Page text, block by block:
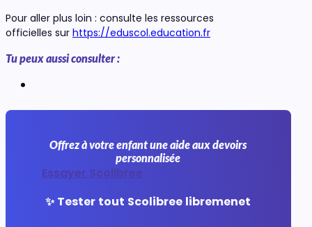
Pour aller plus loin : consulte les ressources
officielles sur https://eduscol.education.fr
Tu peux aussi consulter :
Offrez à votre enfant une aide aux devoirs
personnalisée
Essayer Scolibree
✨ Tester tout Scolibree libremenet